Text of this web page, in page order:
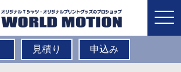
見積り 申込み